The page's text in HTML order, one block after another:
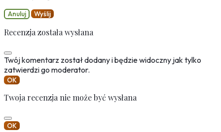
Anuluj Wyślij
Recenzja została wysłana
Twój komentarz został dodany i będzie widoczny jak tylko
zatwierdzi go moderator.
OK
Twoja recenzja nie może być wysłana
OK